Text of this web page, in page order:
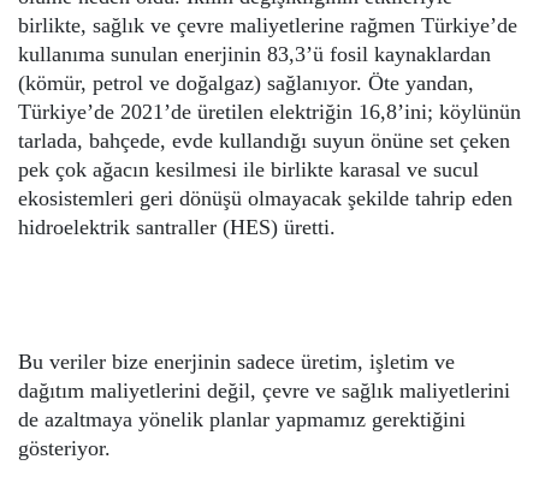
birlikte, sağlık ve çevre maliyetlerine rağmen Türkiye’de
kullanıma sunulan enerjinin 83,3’ü fosil kaynaklardan
(kömür, petrol ve doğalgaz) sağlanıyor. Öte yandan,
Türkiye’de 2021’de üretilen elektriğin 16,8’ini; köylünün
tarlada, bahçede, evde kullandığı suyun önüne set çeken
pek çok ağacın kesilmesi ile birlikte karasal ve sucul
ekosistemleri geri dönüşü olmayacak şekilde tahrip eden
hidroelektrik santraller (HES) üretti.
Bu veriler bize enerjinin sadece üretim, işletim ve
dağıtım maliyetlerini değil, çevre ve sağlık maliyetlerini
de azaltmaya yönelik planlar yapmamız gerektiğini
gösteriyor.